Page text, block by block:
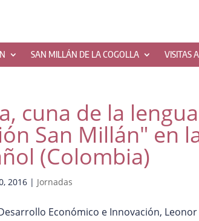
SAN MILLÁN DE LA COGOLLA VISITAS
cuna de la
San Millán" en
(Colombia)
2016 | Jornadas
Económico e Innovación,